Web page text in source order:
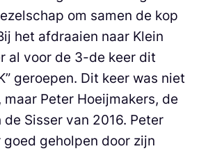
om samen de kop
het afdraaien naar Klein
al voor de 3-de keer dit
geroepen. Dit keer was niet
maar Peter Hoeijmakers, de
Sisser van 2016. Peter
geholpen door zijn